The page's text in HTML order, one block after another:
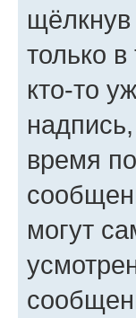
щёлкнув
только
кто-то
время
могут